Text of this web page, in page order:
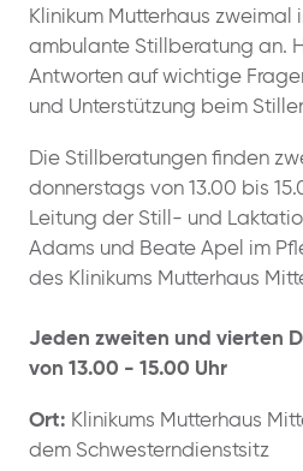
Klinikum Mutterhaus zweimal
ambulante Stillberatung an.
Antworten auf wichtige
und Unterstützung beim
Die Stillberatungen finden
donnerstags von 13.00 bis
Leitung der Still- und
Adams und Beate Apel im
des Klinikums Mutterhaus
Jeden zweiten und vierten
von 13.00 - 15.00 Uhr
Ort: Klinikums Mutterhaus
dem Schwesterndienstsitz